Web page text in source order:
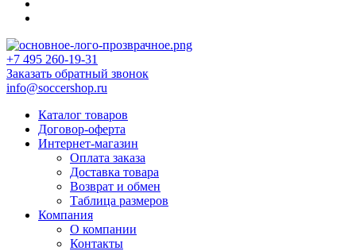
+7 495 260-19-31
Заказать обратный звонок
info@soccershop.ru
Каталог товаров
Договор-оферта
Интернет-магазин
Оплата заказа
Доставка товара
Возврат и обмен
Таблица размеров
Компания
О компании
Контакты